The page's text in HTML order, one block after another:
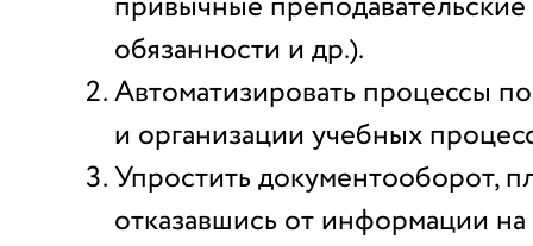
обязанности и др.).
Автоматизировать процессы
и организации учебных
Упростить документооборот,
отказавшись от информации